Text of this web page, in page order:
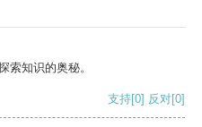
索知识的奥秘。
支持[0] 反对[0]